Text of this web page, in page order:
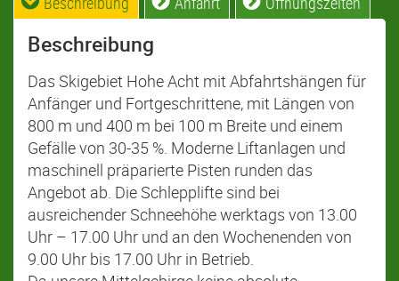
Beschreibung
Das Skigebiet Hohe Acht mit Abfahrtshängen für
Anfänger und Fortgeschrittene, mit Längen von
800 m und 400 m bei 100 m Breite und einem
Gefälle von 30-35 %. Moderne Liftanlagen und
maschinell präparierte Pisten runden das
Angebot ab. Die Schlepplifte sind bei
ausreichender Schneehöhe werktags von 13.00
Uhr – 17.00 Uhr und an den Wochenenden von
9.00 Uhr bis 17.00 Uhr in Betrieb.